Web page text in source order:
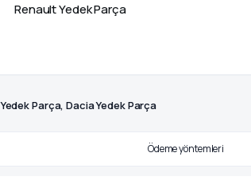
Renault Yedek Parça
Parça, Dacia Yedek Parça